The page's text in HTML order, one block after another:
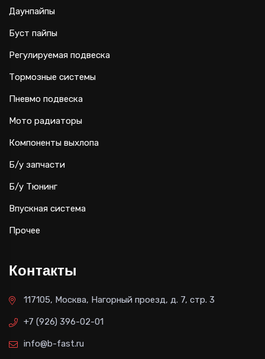
Даунпайпы
Буст пайпы
Регулируемая подвеска
Тормозные системы
Пневмо подвеска
Мото радиаторы
Компоненты выхлопа
Б/у запчасти
Б/у Тюнинг
Впускная система
Прочее
Контакты
117105, Москва, Нагорный проезд, д. 7, стр. 3
+7 (926) 396-02-01
info@b-fast.ru